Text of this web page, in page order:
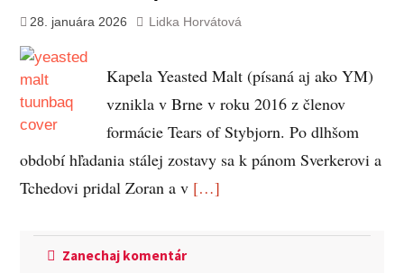
28. januára 2026 Lidka Horvátová
Kapela Yeasted Malt (písaná aj ako YM)
vznikla v Brne v roku 2016 z členov
formácie Tears of Stybjorn. Po dlhšom
období hľadania stálej zostavy sa k pánom Sverkerovi a
Tchedovi pridal Zoran a v […]
Zanechaj komentár